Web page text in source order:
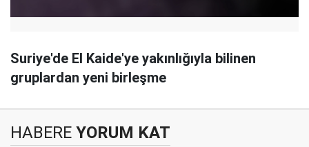
Suriye'de El Kaide'ye yakınlığıyla bilinen
gruplardan yeni birleşme
HABERE YORUM KAT